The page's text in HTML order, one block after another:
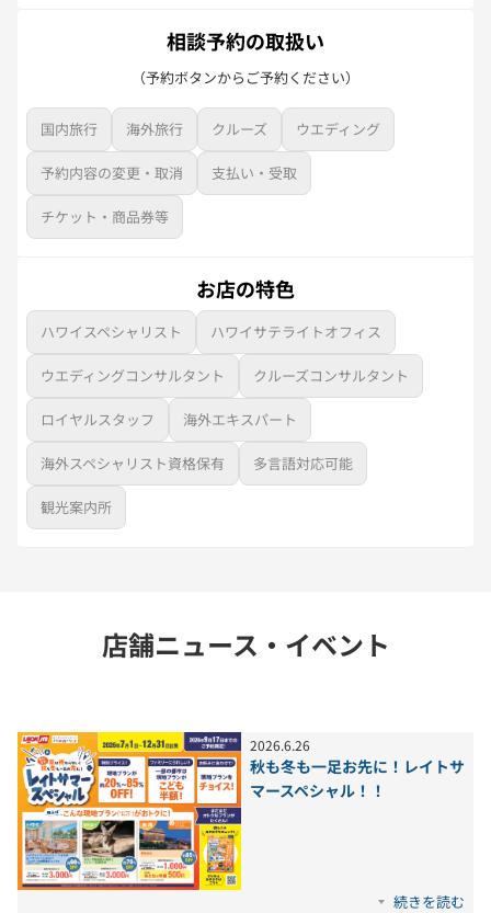
相談予約の取扱い
（予約ボタンからご予約ください）
国内旅行 海外旅行 クルーズ ウエディング
予約内容の変更・取消 支払い・受取
チケット・商品券等
お店の特色
ハワイスペシャリスト ハワイサテライトオフィス
ウエディングコンサルタント クルーズコンサルタント
ロイヤルスタッフ 海外エキスパート
海外スペシャリスト資格保有 多言語対応可能
観光案内所
店舗ニュース・イベント
2026.6.26
秋も冬も一足お先に！レイトサ
マースペシャル！！
続きを読む